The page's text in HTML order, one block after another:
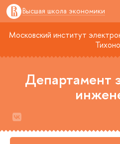
Высшая школа экономики
Московский институт
Департамент